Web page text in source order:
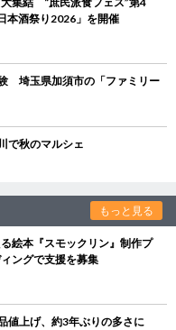
本酒祭り2026」を開催
埼玉県加須市の「ファミリー
で秋のマルシェ
もっと見る
絵本『スモックリン』制作プ
ングで支援を募集
値上げ、約3年ぶりの多さに